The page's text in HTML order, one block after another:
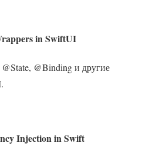
in SwiftUI
@Binding и другие
Injection in Swift